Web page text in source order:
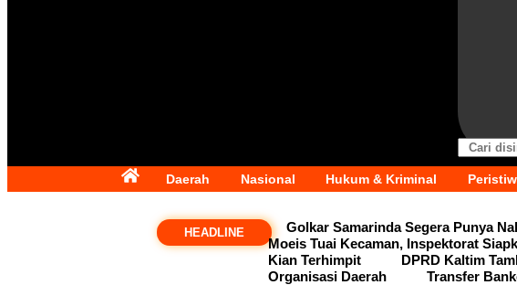
Daerah Nasional Hukum & Kriminal
HEADLINE Golkar Samarinda Segera Punya
Moeis Tuai Kecaman, Inspektorat
Kian Terhimpit
DPRD Kaltim
Organisasi Daerah
Transfer